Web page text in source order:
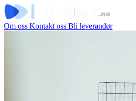
Om oss Kontakt oss Bli leverandør